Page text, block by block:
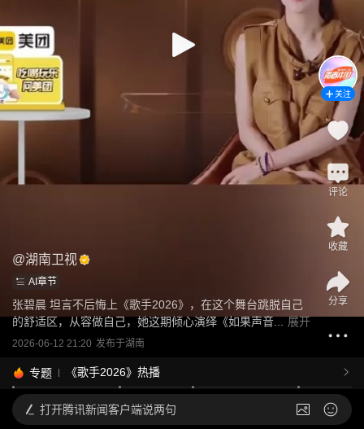
@湖南卫视
AI章节
张碧晨 坦言不后悔上《歌手2026》，在这个舞台跳脱自己
的舒适区，从容做自己，她这期倾心演绎《如果声音...
展开
2026-06-12 21:20 发布于湖南
专题 《歌手2026》热播
关注
评论
收藏
分享
打开腾讯新闻客户端说两句